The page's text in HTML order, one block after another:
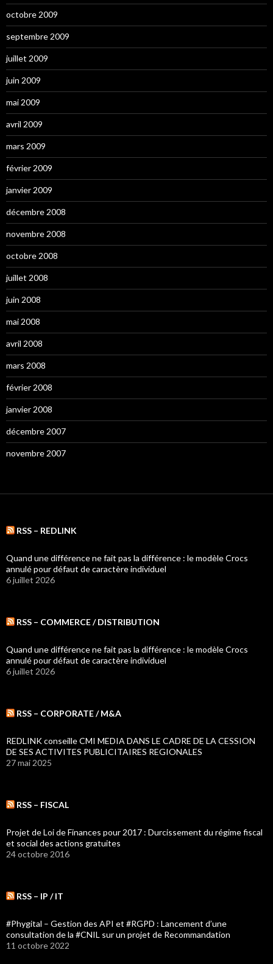
octobre 2009
septembre 2009
juillet 2009
juin 2009
mai 2009
avril 2009
mars 2009
février 2009
janvier 2009
décembre 2008
novembre 2008
octobre 2008
juillet 2008
juin 2008
mai 2008
avril 2008
mars 2008
février 2008
janvier 2008
décembre 2007
novembre 2007
RSS – REDLINK
Quand une différence ne fait pas la différence : le modèle Crocs
annulé pour défaut de caractère individuel
6 juillet 2026
RSS – COMMERCE / DISTRIBUTION
Quand une différence ne fait pas la différence : le modèle Crocs
annulé pour défaut de caractère individuel
6 juillet 2026
RSS – CORPORATE / M&A
REDLINK conseille CMI MEDIA DANS LE CADRE DE LA CESSION
DE SES ACTIVITES PUBLICITAIRES REGIONALES
27 mai 2025
RSS – FISCAL
Projet de Loi de Finances pour 2017 : Durcissement du régime fiscal
et social des actions gratuites
24 octobre 2016
RSS – IP / IT
#Phygital – Gestion des API et #RGPD : Lancement d’une
consultation de la #CNIL sur un projet de Recommandation
11 octobre 2022